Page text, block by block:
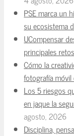
PSE marca un
su ecosistema
UCompensar
principales
Cómo la
fotografía móvil
Los 5 riesgos
en jaque la
agosto, 2026
Disciplina,